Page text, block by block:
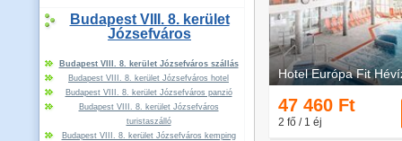
Budapest VIII. 8. kerület
Józsefváros
Budapest VIII. 8. kerület Józsefváros szállás
Budapest VIII. 8. kerület Józsefváros hotel
Budapest VIII. 8. kerület Józsefváros panzió
Budapest VIII. 8. kerület Józsefváros
turistaszálló
Budapest VIII. 8. kerület Józsefváros kemping